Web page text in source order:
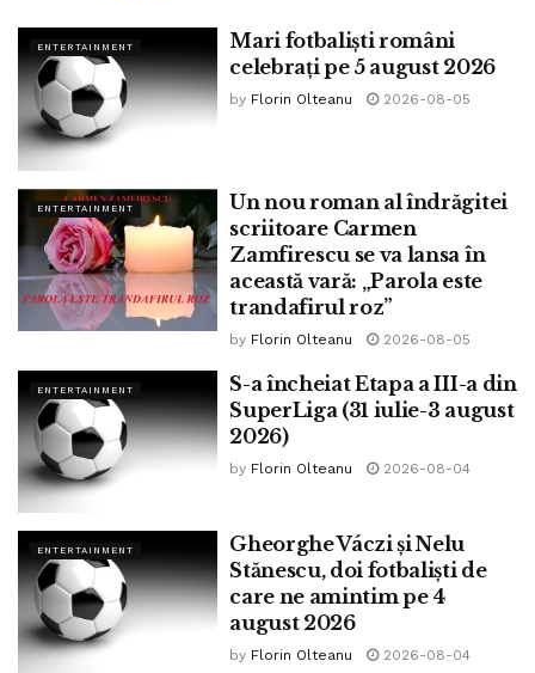
ENTERTAINMENT
Mari fotbaliști români
celebrați pe 5 august 2026
by Florin Olteanu 2026-08-05
ENTERTAINMENT
Un nou roman al îndrăgitei
scriitoare Carmen
Zamfirescu se va lansa în
această vară: „Parola este
trandafirul roz”
by Florin Olteanu 2026-08-05
ENTERTAINMENT
S-a încheiat Etapa a III-a din
SuperLiga (31 iulie-3 august
2026)
by Florin Olteanu 2026-08-04
ENTERTAINMENT
Gheorghe Váczi și Nelu
Stănescu, doi fotbaliști de
care ne amintim pe 4
august 2026
by Florin Olteanu 2026-08-04